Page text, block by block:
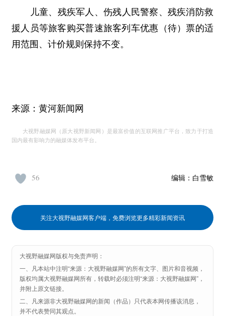
儿童、残疾军人、伤残人民警察、残疾消防救
援人员等旅客购买普速旅客列车优惠（待）票的适
用范围、计价规则保持不变。
来源：黄河新闻网
大视野融媒网（原大视野新闻网）是最富价值的互联网推广平台，致力于打造
国内最有影响力的融媒体发布平台。
编辑： 白雪敏
56
关注大视野融媒网客户端，免费浏览更多精彩新闻资讯
大视野融媒网版权与免责声明：
一、凡本站中注明“来源：大视野融媒网”的所有文字、图片和音视频，
版权均属大视野融媒网所有，转载时必须注明“来源：大视野融媒网”，
并附上原文链接。
二、凡来源非大视野融媒网的新闻（作品）只代表本网传播该消息，
并不代表赞同其观点。